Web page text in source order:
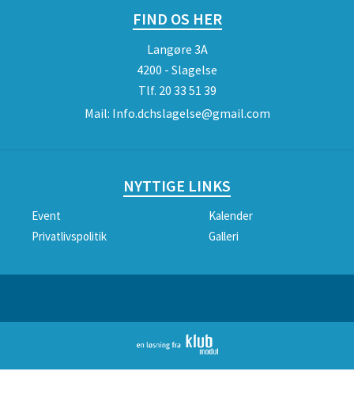
FIND OS HER
Langøre 3A
4200 - Slagelse
Tlf. 20 33 51 39
Mail: Info.dchslagelse@gmail.com
NYTTIGE LINKS
Event
Kalender
Privatlivspolitik
Galleri